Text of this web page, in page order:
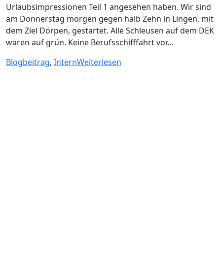
Urlaubsimpressionen Teil 1 angesehen haben. Wir sind
am Donnerstag morgen gegen halb Zehn in Lingen, mit
dem Ziel Dörpen, gestartet. Alle Schleusen auf dem DEK
waren auf grün. Keine Berufsschifffahrt vor…
Blogbeitrag, InternWeiterlesen